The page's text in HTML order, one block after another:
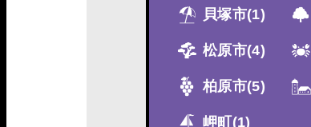
貝塚市(1)
松原市(4)
柏原市(5)
岬町 (1)